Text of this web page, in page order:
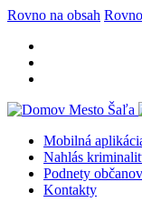
Rovno na obsah
Mobilná
Nahlás
Podnety občanov
Kontakty